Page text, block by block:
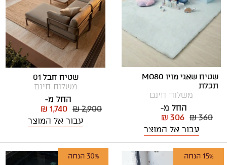
שטיח שאגי מויו MO80
תכלת
משלוח חינם
החל מ-
₪ 360
₪ 306
עבור אל המוצר
שטיח חבל 01
משלוח חינם
החל מ-
₪ 2,900
₪ 1,740
עבור אל המוצר
15% הנחה 30% הנחה